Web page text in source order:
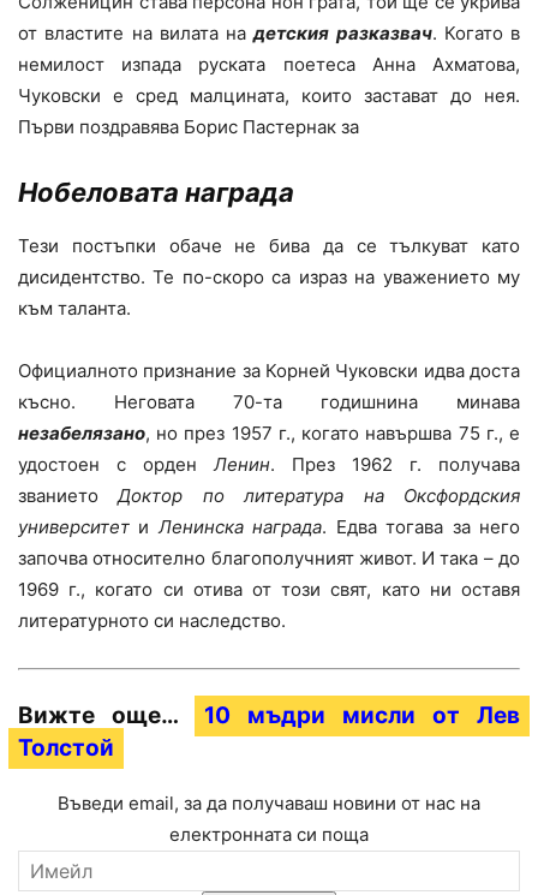
от властите на вилата надетския разказвач. Когато в
немилост изпада руската поетеса Анна Ахматова,
Чуковски е сред малцината, които застават до нея.
Първи поздравява Борис Пастернак за
Нобеловата награда
Тези постъпки обаче не бива да се тълкуват като
дисидентство. Те по-скоро са израз на уважението му
към таланта.
Официалното признание за Корней Чуковски идва доста
късно. Неговата 70-та годишнина минава
незабелязано, но през 1957 г., когато навършва 75 г., е
удостоен с орденЛенин. През 1962 г. получава
званиетоДоктор по литература на Оксфордския
университет иЛенинска награда. Едва тогава за него
започва относително благополучният живот. И така – до
1969 г., когато си отива от този свят, като ни оставя
литературното си наследство.
Вижте още…
10 мъдри мисли от Лев
Толстой
Въведи email, за да получаваш новини от нас на
електронната си поща